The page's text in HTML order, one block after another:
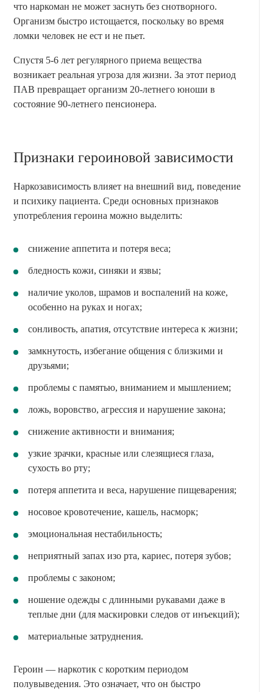
что наркоман не может заснуть без снотворного.
Организм быстро истощается, поскольку во время
ломки человек не ест и не пьет.
Спустя 5-6 лет регулярного приема вещества
возникает реальная угроза для жизни. За этот период
ПАВ превращает организм 20-летнего юноши в
состояние 90-летнего пенсионера.
Признаки героиновой зависимости
Наркозависимость влияет на внешний вид, поведение
и психику пациента. Среди основных признаков
употребления героина можно выделить:
снижение аппетита и потеря веса;
бледность кожи, синяки и язвы;
наличие уколов, шрамов и воспалений на коже,
особенно на руках и ногах;
сонливость, апатия, отсутствие интереса к жизни;
замкнутость, избегание общения с близкими и
друзьями;
проблемы с памятью, вниманием и мышлением;
ложь, воровство, агрессия и нарушение закона;
снижение активности и внимания;
узкие зрачки, красные или слезящиеся глаза,
сухость во рту;
потеря аппетита и веса, нарушение пищеварения;
носовое кровотечение, кашель, насморк;
эмоциональная нестабильность;
неприятный запах изо рта, кариес, потеря зубов;
проблемы с законом;
ношение одежды с длинными рукавами даже в
теплые дни (для маскировки следов от инъекций);
материальные затруднения.
Героин — наркотик с коротким периодом
полувыведения. Это означает, что он быстро